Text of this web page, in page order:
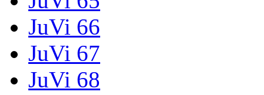
JuVi 66
JuVi 67
JuVi 68